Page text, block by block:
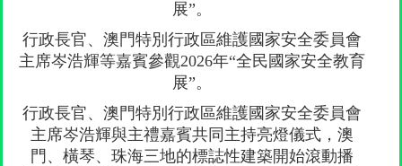
展”。
行政長官、澳門特別行政區維護國家安全委員會
主席岑浩輝等嘉賓參觀2026年“全民國家安全教育
展”。
行政長官、澳門特別行政區維護國家安全委員會
主席岑浩輝與主禮嘉賓共同主持亮燈儀式，澳
門、橫琴、珠海三地的標誌性建築開始滾動播